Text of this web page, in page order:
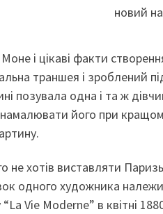
новий
і цікаві факти
траншея і
позувала одна і та ж
його при
хотів виставляти
одного художника
“La Vie Moderne” в квітні